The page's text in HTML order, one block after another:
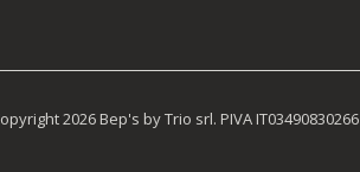
2026 Bep's by Trio srl. PIVA IT03490830266